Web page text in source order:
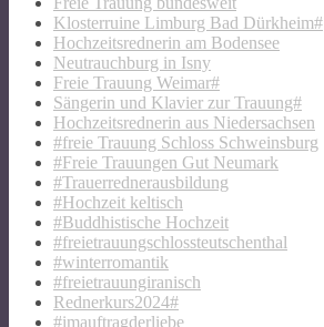
Klosterruine Limburg Bad Dürkheim#
Hochzeitsrednerin am Bodensee
Neutrauchburg in Isny
Freie Trauung Weimar#
Sängerin und Klavier zur Trauung#
Hochzeitsrednerin aus Niedersachsen
#freie Trauung Schloss Schweinsburg
#Freie Trauungen Gut Neumark
#Trauerrednerausbildung
#Hochzeit keltisch
#Buddhistische Hochzeit
#freietrauungschlossteutschenthal
#winterromantik
#freietrauungiranisch
Rednerkurs2024#
#imauftragderliebe